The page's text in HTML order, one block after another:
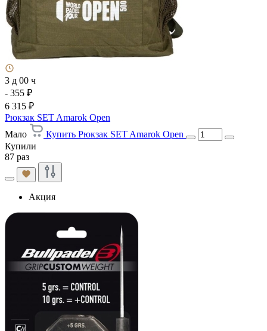
3 д 00 ч
- 355 ₽
6 315 ₽
Рюкзак SET Amarok Open
Мало
Купить Рюкзак SET Amarok Open
Купили
87 раз
Акция